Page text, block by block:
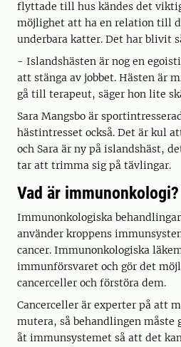
flyttade till hus kändes det
möjlighet att ha en relation till
underbara katter. Det har blivit
- Islandshästen är nog en
att stänga av jobbet. Hästen är
gå till terapeut, säger hon lite
Sara Mangsbo är
hästintresset också. Det är kul
och Sara är ny på islandshäst,
tar att trimma sig på tävlingar.
Vad är immunonkologi?
Immunonkologiska
använder kroppens
cancer. Immunonkologiska
immunförsvaret och gör det
cancerceller och förstöra dem.
Cancerceller är experter på att
mutera, så behandlingen måste
åt immunsystemet så att det